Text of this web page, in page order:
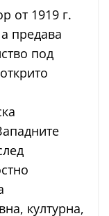
от 1919 г.
предава
под
културна,